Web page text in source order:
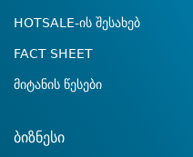
HOTSALE-ის შესახებ
FACT SHEET
მიტანის წესები
ბიზნესი